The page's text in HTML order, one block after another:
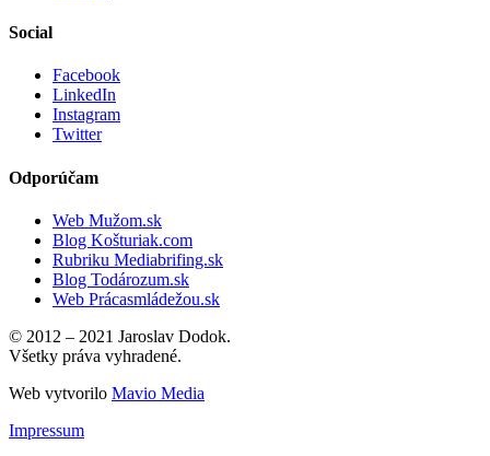
Social
Facebook
LinkedIn
Instagram
Twitter
Odporúčam
Web Mužom.sk
Blog Košturiak.com
Rubriku Mediabrifing.sk
Blog Todározum.sk
Web Prácasmládežou.sk
© 2012 – 2021 Jaroslav Dodok.
Všetky práva vyhradené.
Web vytvorilo Mavio Media
Impressum